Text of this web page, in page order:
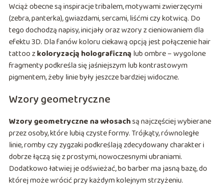
Wciąż obecne są inspiracje tribalem, motywami zwierzęcymi
(zebra, panterka), gwiazdami, sercami, liśćmi czy kotwicą. Do
tego dochodzą napisy, inicjały oraz wzory z cieniowaniem dla
efektu 3D. Dla fanów koloru ciekawą opcją jest połączenie hair
tattoo zkoloryzacją holograficzną lub ombre – wygolone
fragmenty podkreśla się jaśniejszym lub kontrastowym
pigmentem, żeby linie były jeszcze bardziej widoczne.
Wzory geometryczne
Wzory geometryczne na włosachsą najczęściej wybierane
przez osoby, które lubią czyste formy. Trójkąty, równoległe
linie, romby czy zygzaki podkreślają zdecydowany charakter i
dobrze łączą się z prostymi, nowoczesnymi ubraniami.
Dodatkowo łatwiej je odświeżać, bo barber ma jasną bazę, do
której może wrócić przy każdym kolejnym strzyżeniu.